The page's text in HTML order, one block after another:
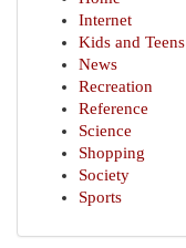
Internet
Kids and Teens
News
Recreation
Reference
Science
Shopping
Society
Sports